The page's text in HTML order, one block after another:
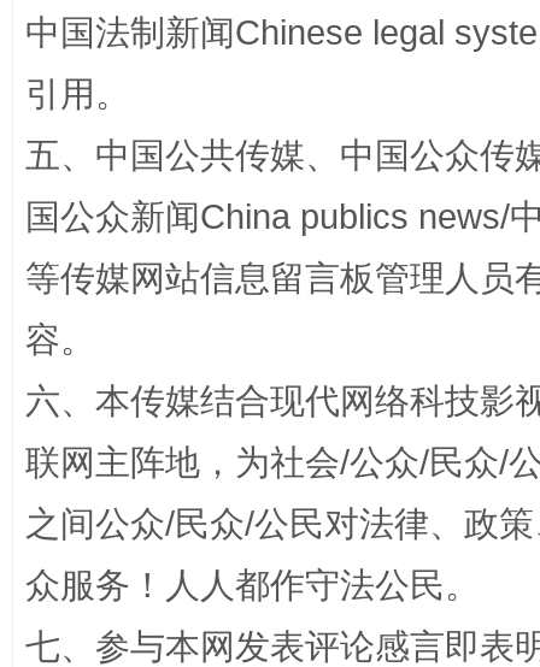
“蜀中异人”王建安的艺术幻境
中国法制新闻Chinese legal
引用。
五、中国公共传媒、中国公众传
国公众新闻China publics news/
等传媒网站信息留言板管理人员
容。
六、本传媒结合现代网络科技影
联网主阵地，为社会/公众/民众/
之间公众/民众/公民对法律、政
众服务！人人都作守法公民。
七、参与本网发表评论感言即表